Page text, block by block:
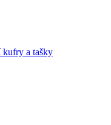
kufry a tašky